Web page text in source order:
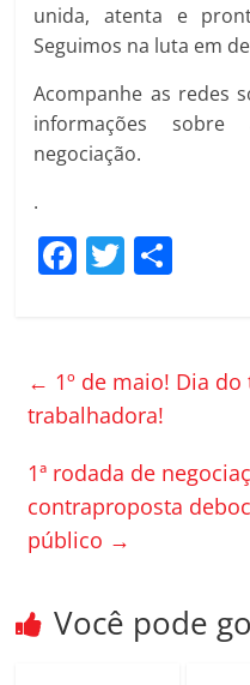
unida, atenta e
Seguimos na luta em
Acompanhe as redes
informações
negociação.
.
F
e
b
o
k
T
er p
h
ar
← 1º de maio! Dia
trabalhadora!
1ª rodada de
contraproposta
público →
Você pode